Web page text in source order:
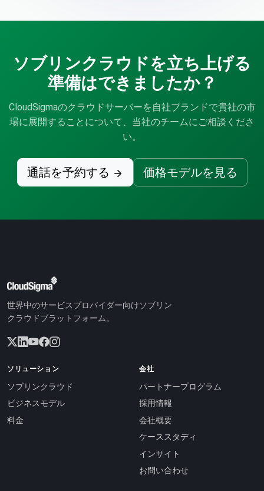
ソブリンクラウドを立ち上げる
準備はできましたか？
CloudSigmaのクラウドサーバーを自社ブランドで貴社の市
場に展開することについて、当社のチームにご相談くださ
い。
通話を予約する 価格モデルを見る
世界中のサービスプロバイダー向けソブリン
クラウドプラットフォーム。
ソリューション
ソブリンクラウド
ビジネスモデル
料金
会社
パートナープログラム
採用情報
会社概要
ケーススタディ
インサイト
お問い合わせ